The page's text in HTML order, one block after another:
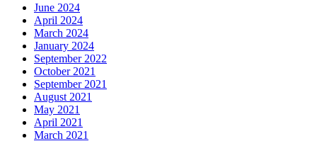
June 2024
April 2024
March 2024
January 2024
September 2022
October 2021
September 2021
August 2021
May 2021
April 2021
March 2021